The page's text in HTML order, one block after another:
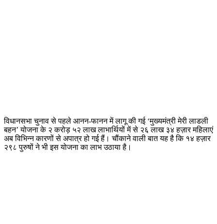
विधानसभा चुनाव से पहले आनन-फानन में लागू की गई ‘मुख्यमंत्री मेरी लाडली
बहन’ योजना के २ करोड़ ५२ लाख लाभार्थियों में से २६ लाख ३४ हज़ार महिलाएं
अब विभिन्न कारणों से अपात्र हो गई हैं। चौंकाने वाली बात यह है कि १४ हज़ार
२९८ पुरुषों ने भी इस योजना का लाभ उठाया है।